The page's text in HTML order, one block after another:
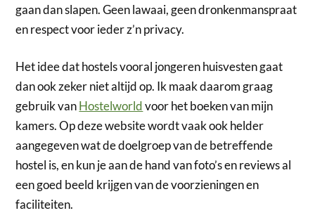
gaan dan slapen. Geen lawaai, geen dronkenmanspraat
en respect voor ieder z’n privacy.
Het idee dat hostels vooral jongeren huisvesten gaat
dan ook zeker niet altijd op. Ik maak daarom graag
gebruik vanHostelworldvoor het boeken van mijn
kamers. Op deze website wordt vaak ook helder
aangegeven wat de doelgroep van de betreffende
hostel is, en kun je aan de hand van foto’s en reviews al
een goed beeld krijgen van de voorzieningen en
faciliteiten.